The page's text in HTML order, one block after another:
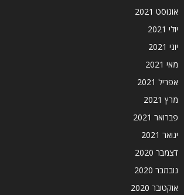
אוגוסט 2021
יולי 2021
יוני 2021
מאי 2021
אפריל 2021
מרץ 2021
פברואר 2021
ינואר 2021
דצמבר 2020
נובמבר 2020
אוקטובר 2020